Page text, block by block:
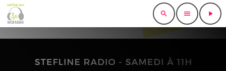
search menu play_arrow